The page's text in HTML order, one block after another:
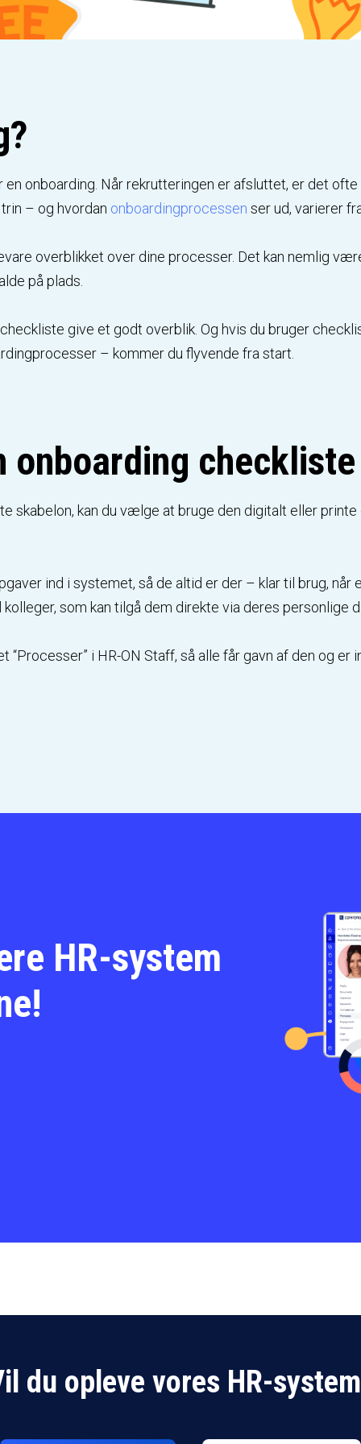
onboarding. Når rekrutteringen er afsluttet, er det
– og hvordan onboardingprocessen ser ud, varierer
overblikket over dine processer. Det kan nemlig
på plads.
give et godt overblik. Og hvis du bruger
– kommer du flyvende fra start.
onboarding
skabelon, kan du vælge at bruge den digitalt eller
ind i systemet, så de altid er der – klar til brug, når
som kan tilgå dem direkte via deres personlige
i HR-ON Staff, så alle får gavn af den og er
HR-system
du opleve vores HR-